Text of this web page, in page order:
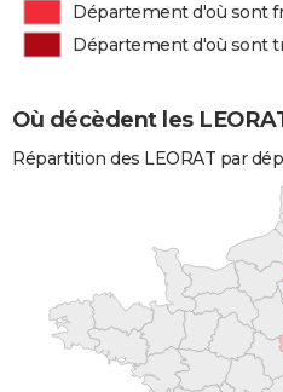
Département d'où sont
Département d'où sont
Où décèdent les
Répartition des LEORAT par